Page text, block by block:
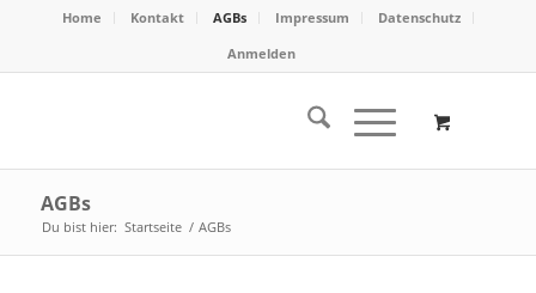
Home Kontakt AGBs Impressum
Datenschutz
Anmelden
AGBs
Du bist hier: Startseite / AGBs